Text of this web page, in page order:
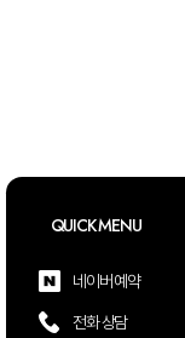
QUICK MENU
네이버 예약
전화 상담